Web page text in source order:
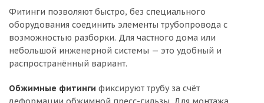
Фитинги позволяют быстро, без специального
оборудования соединить элементы трубопровода с
возможностью разборки. Для частного дома или
небольшой инженерной системы — это удобный и
распространённый вариант.
Обжимные фитинги фиксируют трубу за счёт